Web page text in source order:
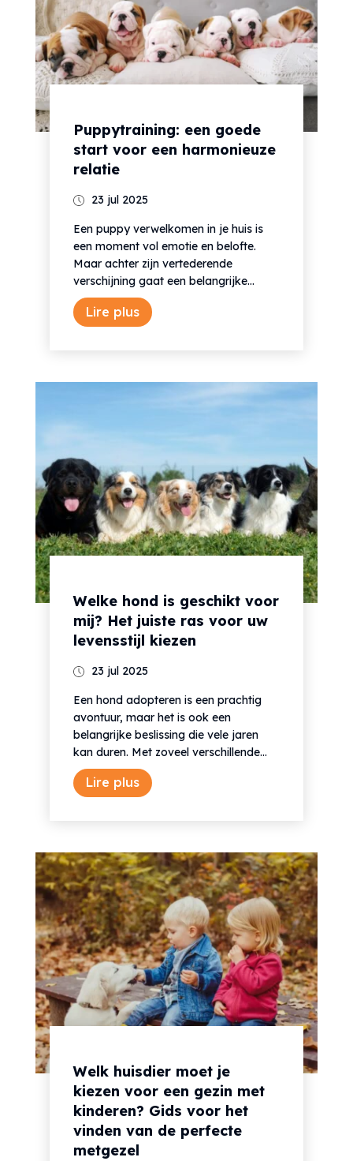
Puppytraining: een goede
start voor een harmonieuze
relatie
23 jul 2025
Een puppy verwelkomen in je huis is
een moment vol emotie en belofte.
Maar achter zijn vertederende
verschijning gaat een belangrijke...
Lire plus
Welke hond is geschikt voor
mij? Het juiste ras voor uw
levensstijl kiezen
23 jul 2025
Een hond adopteren is een prachtig
avontuur, maar het is ook een
belangrijke beslissing die vele jaren
kan duren. Met zoveel verschillende...
Lire plus
Welk huisdier moet je
kiezen voor een gezin met
kinderen? Gids voor het
vinden van de perfecte
metgezel